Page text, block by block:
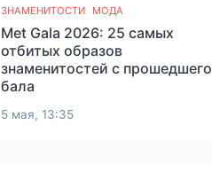
ЗНАМЕНИТОСТИ МОДА
Met Gala 2026: 25 самых
отбитых образов
знаменитостей с прошедшего
бала
5 мая, 13:35